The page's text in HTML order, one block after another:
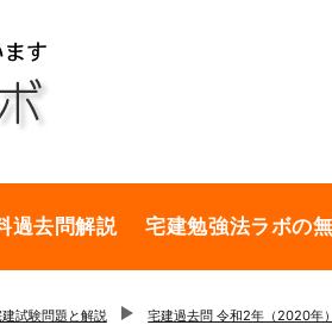
過去問解説 宅建勉強法ラボの
試験問題と解説 宅建過去問 令和2年（2020年